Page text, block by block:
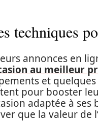
techniques
annonces en
au meilleur
et
pour booster
adaptée à
que la valeur de